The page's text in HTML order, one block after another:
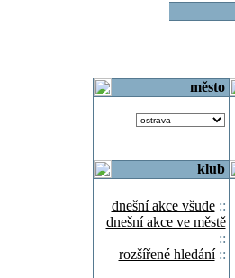
město
klub
dnešní akce všude::
dnešní akce ve městě
::
rozšířené hledání::